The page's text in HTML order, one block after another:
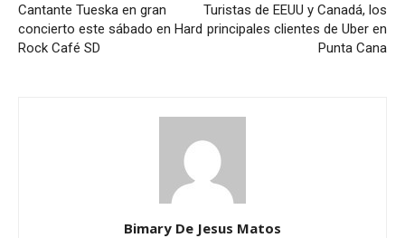
Cantante Tueska en gran
concierto este sábado en Hard
Rock Café SD
Turistas de EEUU y Canadá, los
principales clientes de Uber en
Punta Cana
Bimary De Jesus Matos